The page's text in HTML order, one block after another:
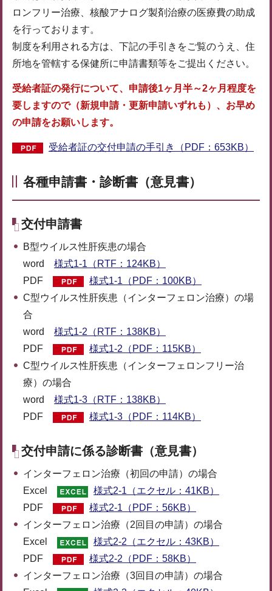
ロンフリー治療、核酸アナログ製剤治療の医療費の助成
を行っております。
制度を利用される方は、下記の手引きをご覧のうえ、住
所地を管轄する保健所に申請書類等をご提出ください。
受給者証の発行について、申請後1ヶ月半～2ヶ月程度を
要しますので（新規申請・更新申請いずれも）、お早め
の申請をお願いします。
受給者証の交付申請の手引き（PDF：653KB）
各種申請書・診断書（意見書）
交付申請書
B型ウイルス性肝疾患の場合
word 様式1-1（RTF：124KB）
PDF
様式1-1（PDF：100KB）
C型ウイルス性肝疾患（インターフェロン治療）の場
合
word 様式1-2（RTF：138KB）
PDF
様式1-2（PDF：115KB）
C型ウイルス性肝疾患（インターフェロンフリー治
療）の場合
word 様式1-3（RTF：138KB）
PDF
様式1-3（PDF：114KB）
交付申請に係る診断書（意見書）
インターフェロン治療（初回の申請）の場合
Excel
様式2-1（エクセル：41KB）
PDF
様式2-1（PDF：56KB）
インターフェロン治療（2回目の申請）の場合
Excel
様式2-2（エクセル：43KB）
PDF
様式2-2（PDF：58KB）
インターフェロン治療（3回目の申請）の場合